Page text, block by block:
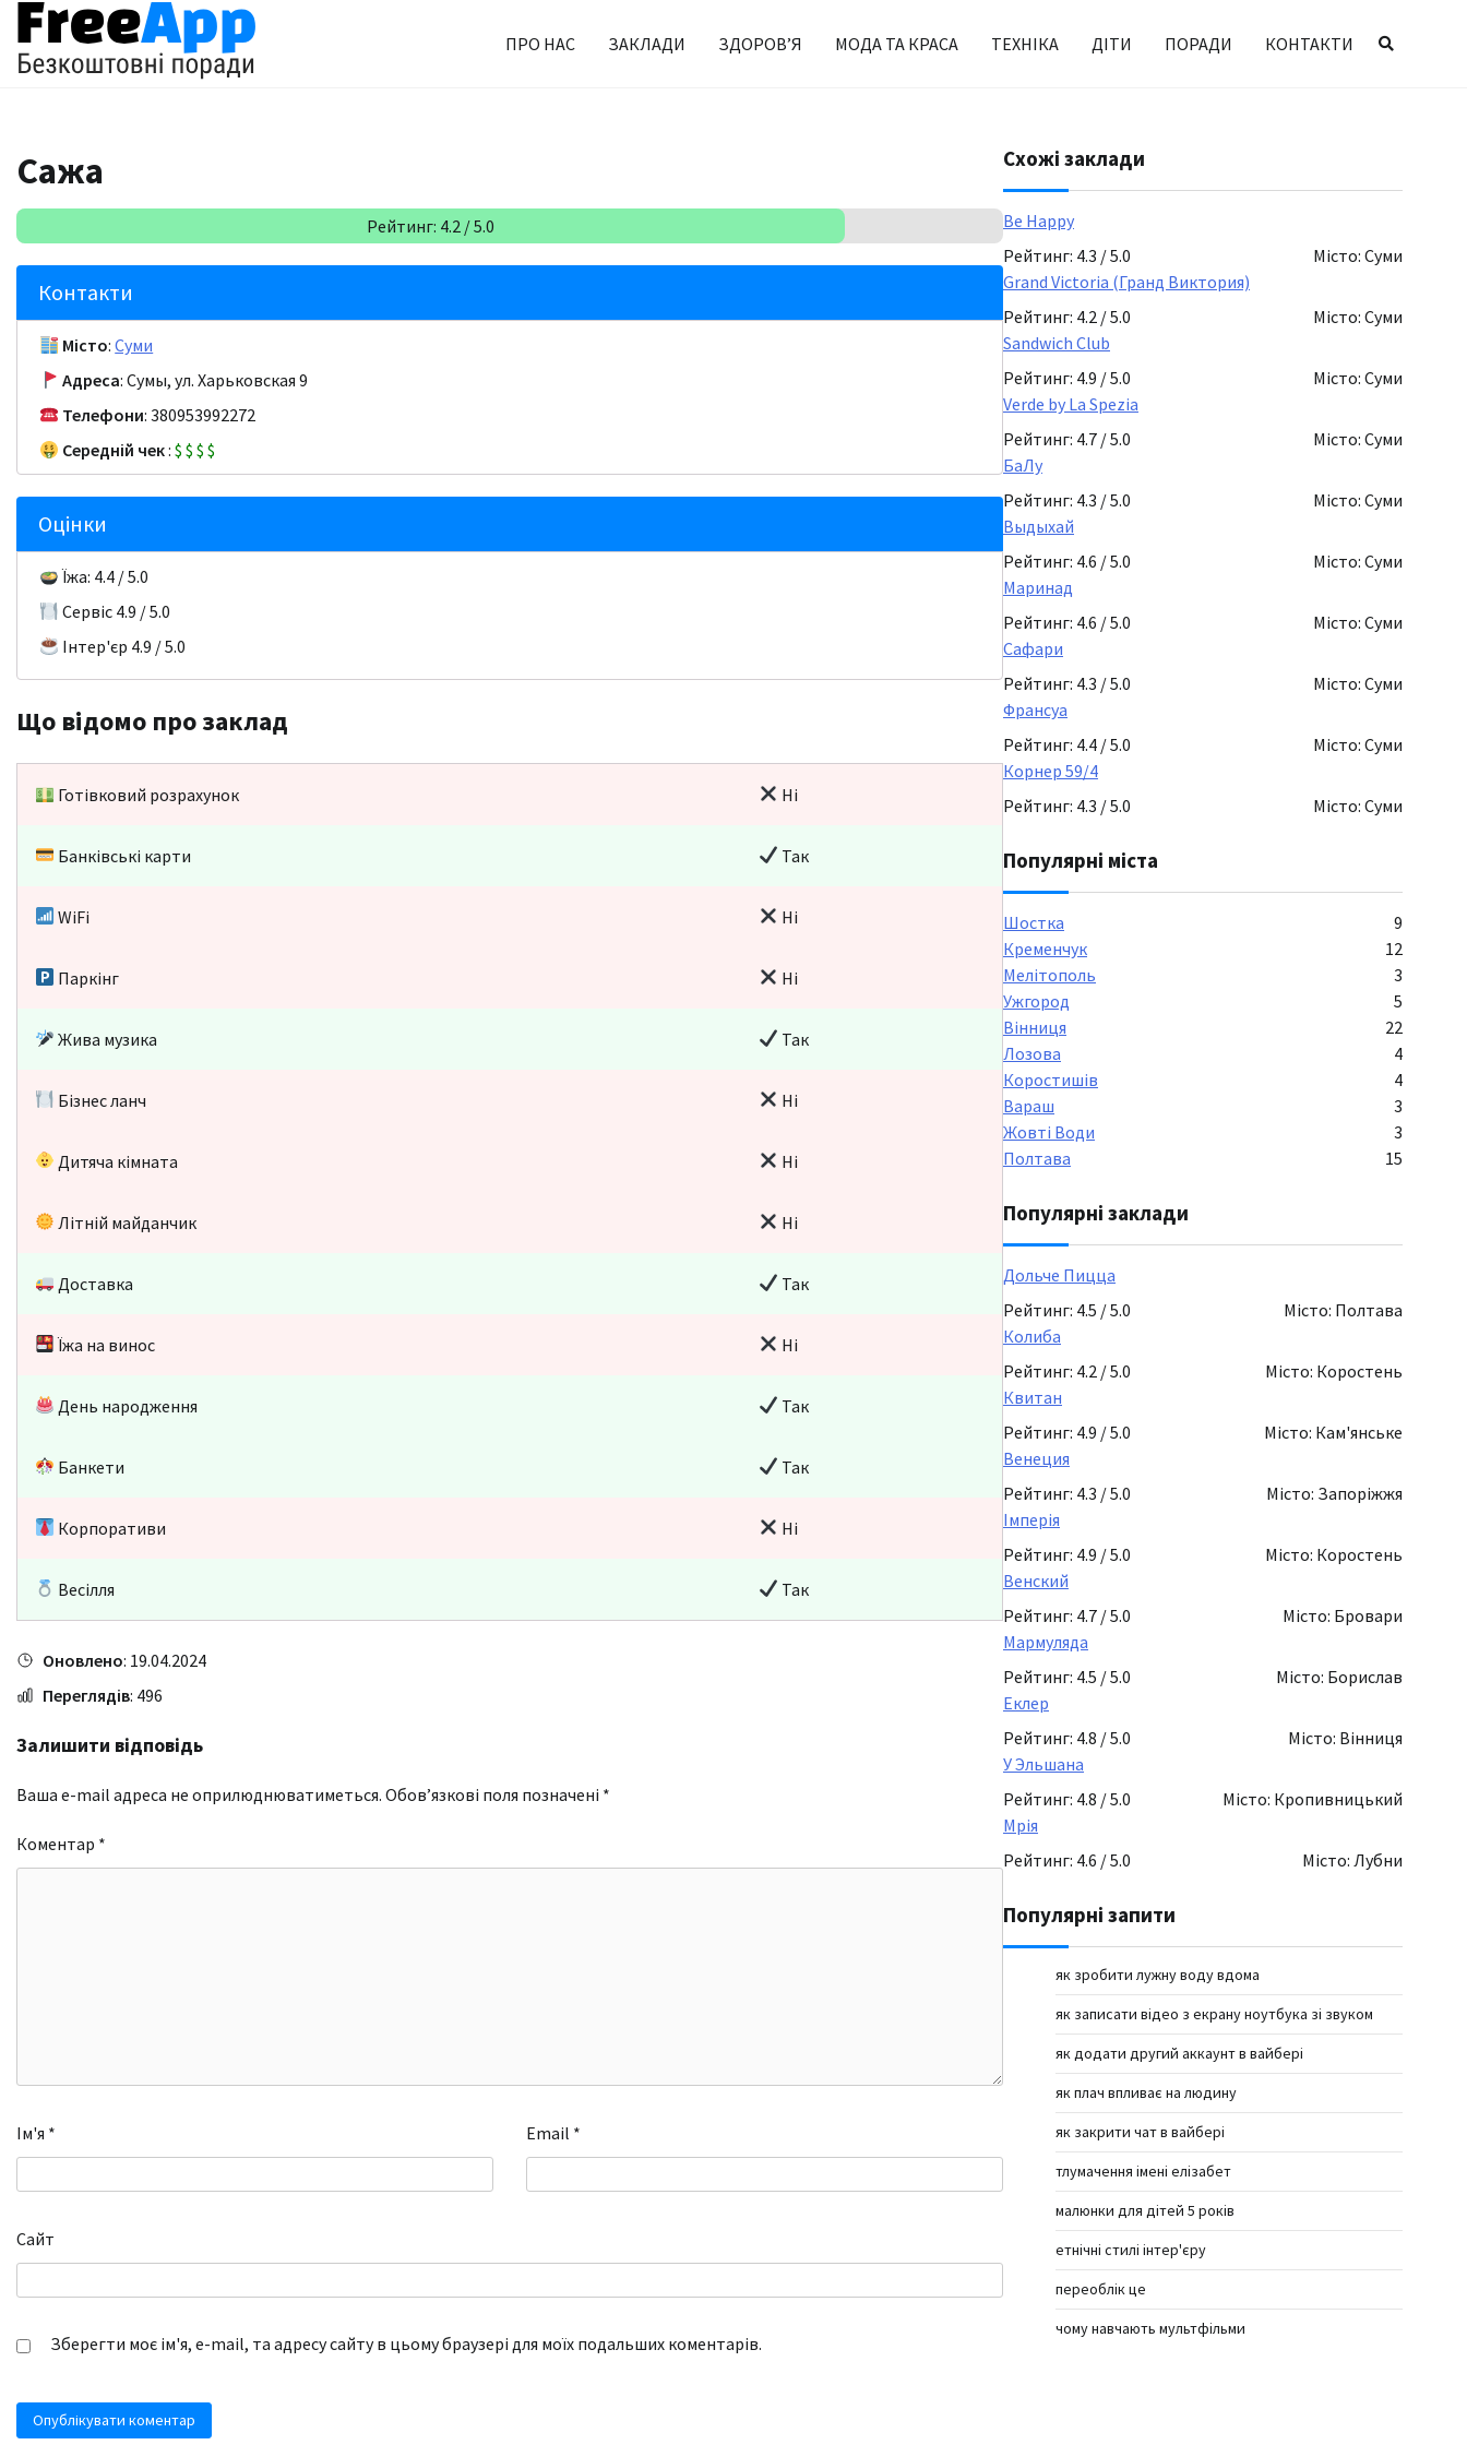
Перейти
до
вмісту
ПРО НАС ЗАКЛАДИ ЗДОРОВ’Я МОДА ТА КРАСА ТЕХНІКА ДІТИ ПОРАДИ КОНТАКТИ
Сажа
Рейтинг: 4.2 / 5.0
Контакти
Місто:Суми
Адреса: Сумы, ул. Харьковская 9
Телефони: 380953992272
Середній чек:$ $ $ $
Оцінки
Їжа: 4.4 / 5.0
Сервіс 4.9 / 5.0
Інтер'єр 4.9 / 5.0
Що відомо про заклад
Готівковий розрахунок Ні
Банківські карти Так
WiFi Ні
Паркінг Ні
Жива музика Так
Бізнес ланч Ні
Дитяча кімната Ні
Літній майданчик Ні
Доставка Так
Їжа на винос Ні
День народження Так
Банкети Так
Корпоративи Ні
Весілля Так
Оновлено: 19.04.2024
Переглядів: 496
Залишити відповідь
Ваша e-mail адреса не оприлюднюватиметься. Обов’язкові поля позначені *
Коментар *
Ім'я * Email *
Сайт
Зберегти моє ім'я, e-mail, та адресу сайту в цьому браузері для моїх подальших коментарів.
Схожі заклади
Be Happy
Рейтинг: 4.3 / 5.0
Місто: Суми
Grand Victoria (Гранд Виктория)
Рейтинг: 4.2 / 5.0
Місто: Суми
Sandwich Club
Рейтинг: 4.9 / 5.0
Місто: Суми
Verde by La Spezia
Рейтинг: 4.7 / 5.0
Місто: Суми
БаЛу
Рейтинг: 4.3 / 5.0
Місто: Суми
Выдыхай
Рейтинг: 4.6 / 5.0
Місто: Суми
Маринад
Рейтинг: 4.6 / 5.0
Місто: Суми
Сафари
Рейтинг: 4.3 / 5.0
Місто: Суми
Франсуа
Рейтинг: 4.4 / 5.0
Місто: Суми
Корнер 59/4
Рейтинг: 4.3 / 5.0
Місто: Суми
Популярні міста
Шостка
9
Кременчук
12
Мелітополь
3
Ужгород
5
Вінниця
22
Лозова
4
Коростишів
4
Вараш
3
Жовті Води
3
Полтава
15
Популярні заклади
Дольче Пицца
Рейтинг: 4.5 / 5.0
Місто: Полтава
Колиба
Рейтинг: 4.2 / 5.0
Місто: Коростень
Квитан
Рейтинг: 4.9 / 5.0
Місто: Кам'янське
Венеция
Рейтинг: 4.3 / 5.0
Місто: Запоріжжя
Імперія
Рейтинг: 4.9 / 5.0
Місто: Коростень
Венский
Рейтинг: 4.7 / 5.0
Місто: Бровари
Мармуляда
Рейтинг: 4.5 / 5.0
Місто: Борислав
Еклер
Рейтинг: 4.8 / 5.0
Місто: Вінниця
У Эльшана
Рейтинг: 4.8 / 5.0
Місто: Кропивницький
Мрія
Рейтинг: 4.6 / 5.0
Місто: Лубни
Популярні запити
як зробити лужну воду вдома
як записати відео з екрану ноутбука зі звуком
як додати другий аккаунт в вайбері
як плач впливає на людину
як закрити чат в вайбері
тлумачення імені елізабет
малюнки для дітей 5 років
етнічні стилі інтер'єру
переоблік це
чому навчають мультфільми